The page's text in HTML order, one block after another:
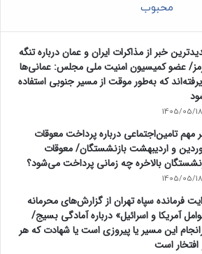
محبوب
خبر از مذاکرات ایران و عمان درباره تنگه
عضو کمیسیون امنیت ملی مجلس: عمانی‌ها
که به‌طور موقت از مسیر جنوبی استفاده
1405/05/18
مهم تامین‌اجتماعی درباره پرداخت معوقات
و اردیبهشت بازنشستگان/ معوقات
بالاخره چه زمانی پرداخت می‌شود؟
1405/05/18
فرمانده سپاه تهران از گزارش‌های محرمانه
آمریکا و اسرائیل» درباره آمادگی بسیج/
این مسیر یا پیروزی است یا شهادت که هر
افتخار است